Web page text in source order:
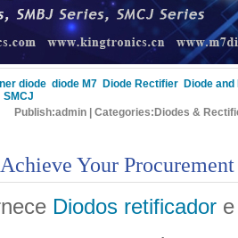
diode diode M7 Diode Rectifier Diode
SMCJ
Publish:admin | Categories:Diodes &
Your Procurement
Diodos retificador